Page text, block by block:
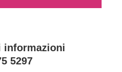
informazioni
5297